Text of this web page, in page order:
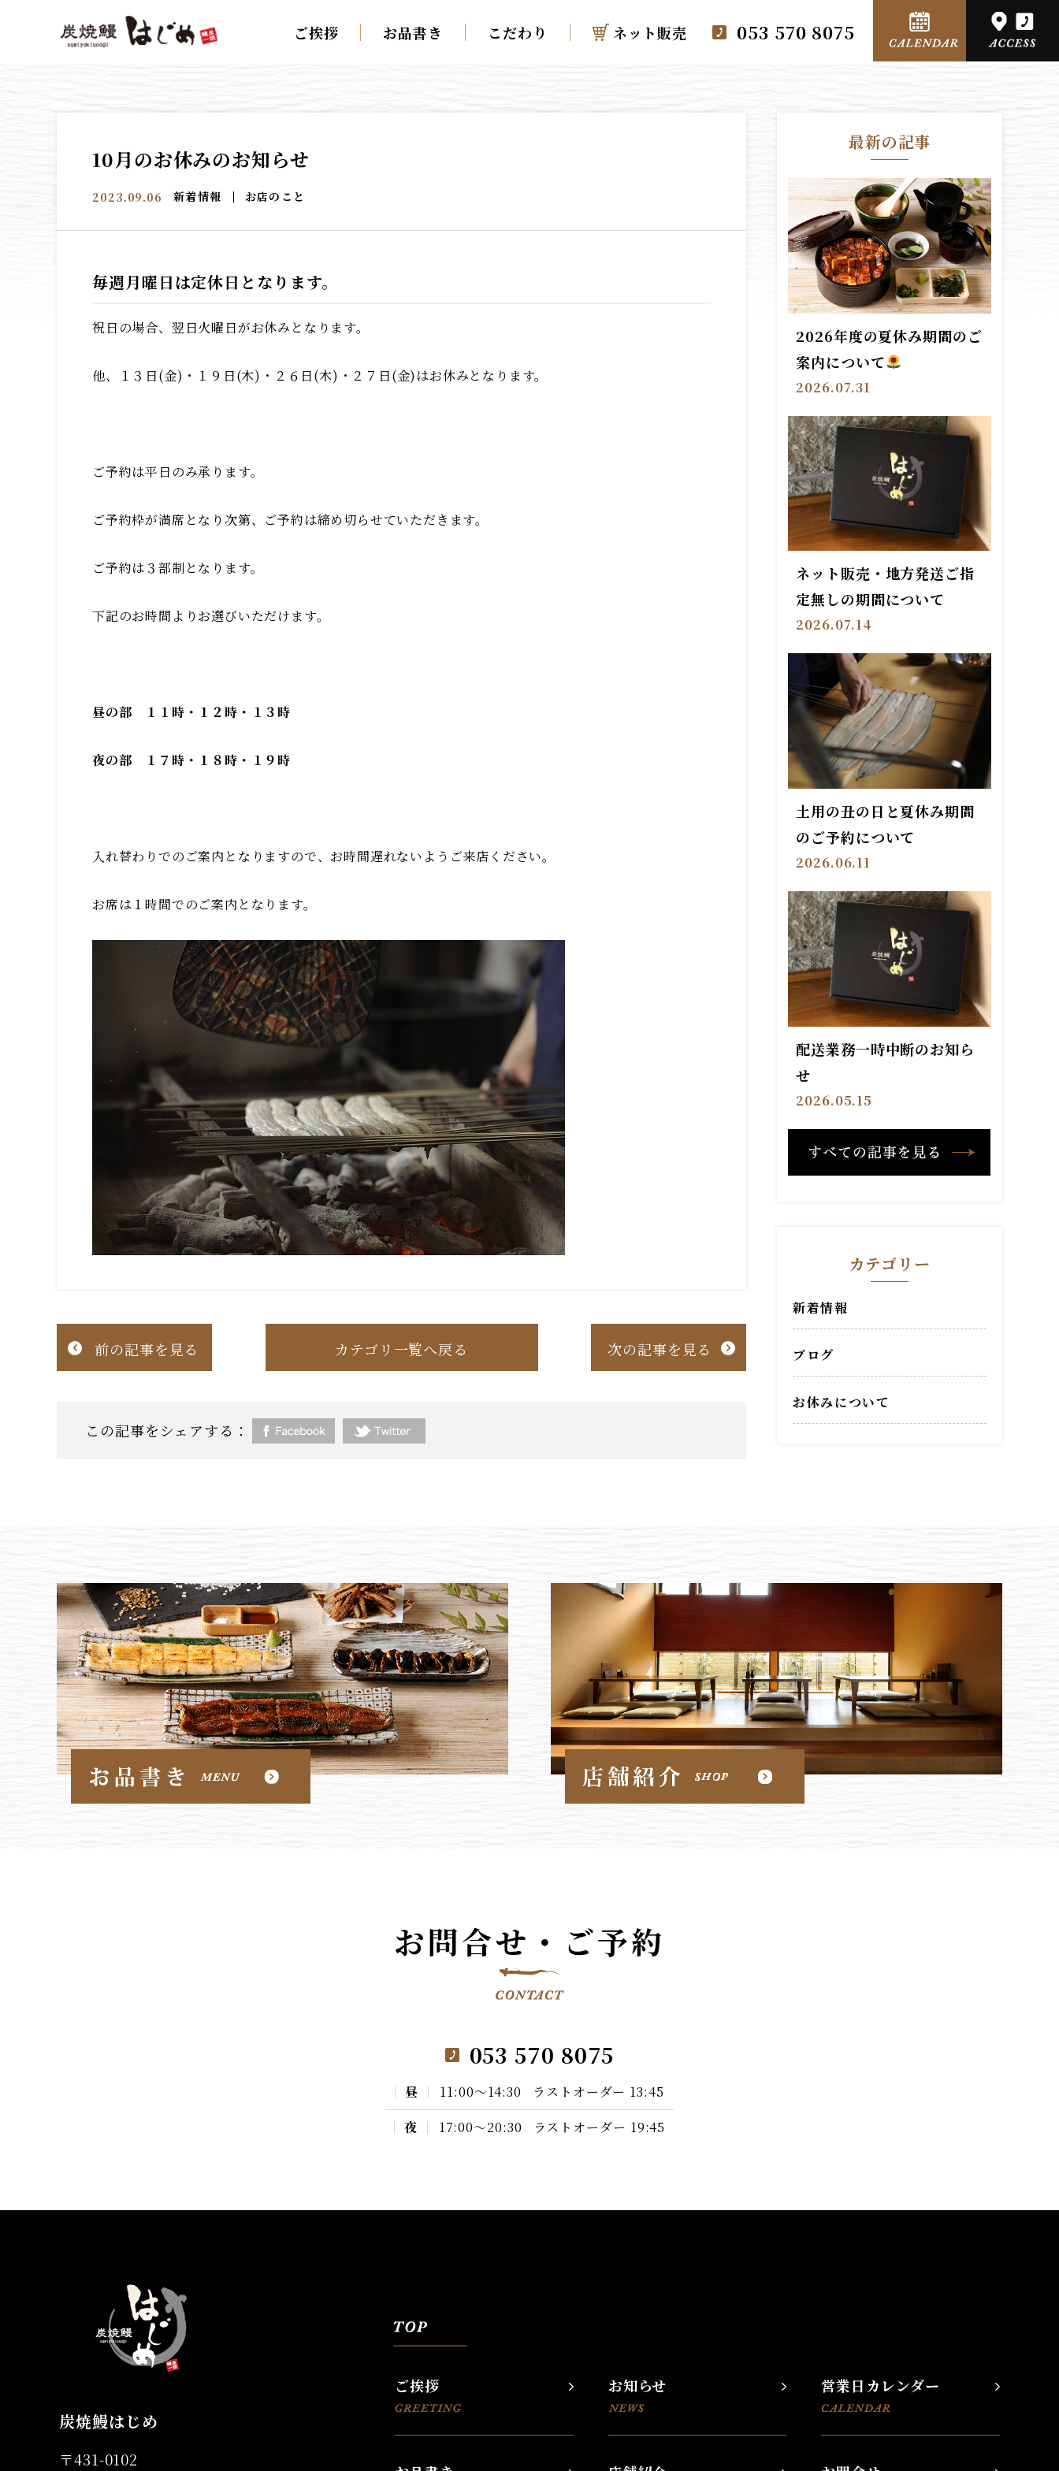
ご挨拶 お品書き こだわり ネット販売 053 570 8075
10月のお休みのお知らせ
2023.09.06 新着情報 お店のこと
毎週月曜日は定休日となります。
祝日の場合、翌日火曜日がお休みとなります。
他、１３日(金)・１９日(木)・２６日(木)・２７日(金)はお休みとなります。
ご予約は平日のみ承ります。
ご予約枠が満席となり次第、ご予約は締め切らせていただきます。
ご予約は３部制となります。
下記のお時間よりお選びいただけます。
昼の部 １１時・１２時・１３時
夜の部 １７時・１８時・１９時
入れ替わりでのご案内となりますので、お時間遅れないようご来店ください。
お席は１時間でのご案内となります。
前の記事を見る カテゴリ一覧へ戻る 次の記事を見る
この記事をシェアする：
最新の記事
2026年度の夏休み期間のご
案内について
2026.07.31
ネット販売・地方発送ご指
定無しの期間について
2026.07.14
土用の丑の日と夏休み期間
のご予約について
2026.06.11
配送業務一時中断のお知ら
せ
2026.05.15
カテゴリー
新着情報
ブログ
お休みについて
お問合せ・ご予約
053 570 8075
昼 11:00〜14:30
ラストオーダー 13:45
夜
17:00〜20:30 ラストオーダー 19:45
炭焼鰻はじめ
〒431-0102
ご挨拶 お知らせ 営業日カレンダー